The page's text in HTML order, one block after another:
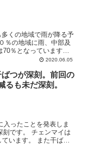
くの地域で雨が降る予
％の地域に雨、中部及
％となっています。
2020.06.05
つが深刻。前回の
るも未だ深刻。
ったことを発表しま
刻です。 チェンマイは
います。 また干ばつ